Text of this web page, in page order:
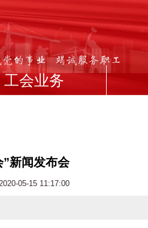
工会业务
新闻发布会
05-15 11:17:00